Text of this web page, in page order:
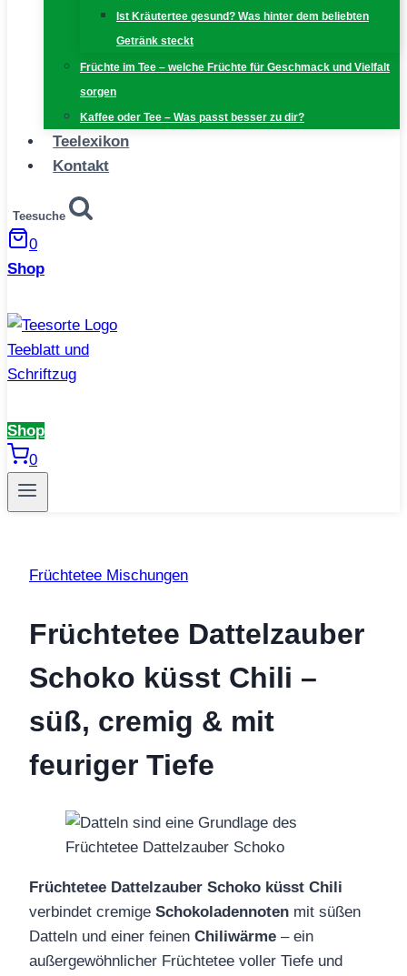
Ist Kräutertee gesund? Was hinter dem beliebten
Getränk steckt
Früchte im Tee – welche Früchte für Geschmack und Vielfalt
sorgen
Kaffee oder Tee – Was passt besser zu dir?
Teelexikon
Kontakt
Teesuche
0
Shop
Shop
0
Früchtetee Mischungen
Früchtetee Dattelzauber
Schoko küsst Chili –
süß, cremig & mit
feuriger Tiefe
Früchtetee Dattelzauber Schoko küsst Chili
verbindet cremige Schokoladennoten mit süßen
Datteln und einer feinen Chiliwärme – ein
außergewöhnlicher Früchtetee voller Tiefe und